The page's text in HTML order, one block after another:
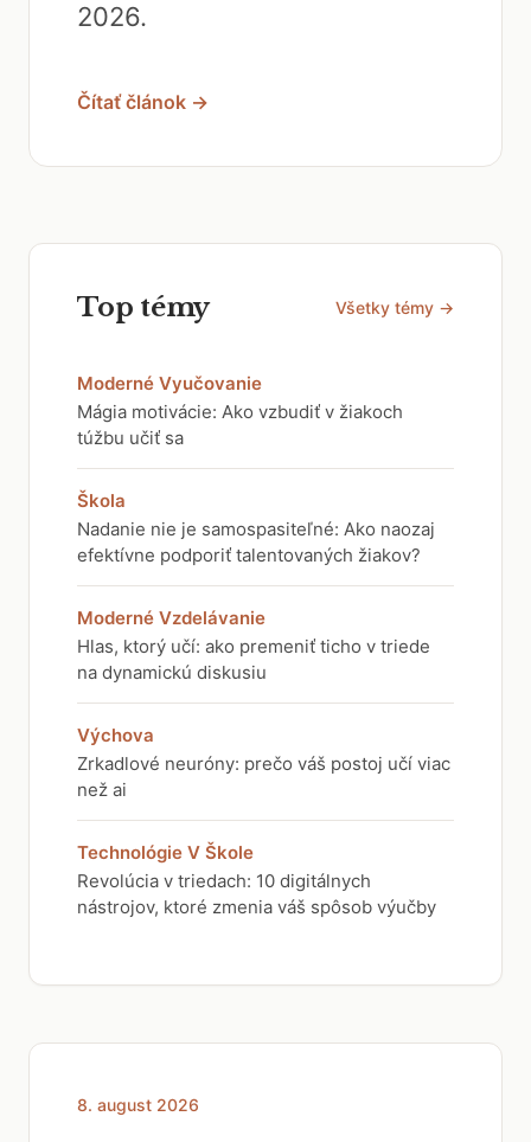
2026.
Čítať článok →
Top témy Všetky témy →
Moderné Vyučovanie
Mágia motivácie: Ako vzbudiť v žiakoch
túžbu učiť sa
Škola
Nadanie nie je samospasiteľné: Ako naozaj
efektívne podporiť talentovaných žiakov?
Moderné Vzdelávanie
Hlas, ktorý učí: ako premeniť ticho v triede
na dynamickú diskusiu
Výchova
Zrkadlové neuróny: prečo váš postoj učí viac
než ai
Technológie V Škole
Revolúcia v triedach: 10 digitálnych
nástrojov, ktoré zmenia váš spôsob výučby
8. august 2026